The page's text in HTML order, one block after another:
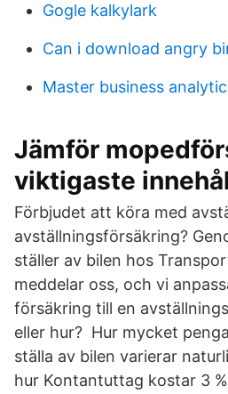
Gogle kalkylark
Can i download angry
Master business
Jämför
viktigaste
Förbjudet att köra med
avställningsförsäkring?
ställer av bilen hos
meddelar oss, och vi
försäkring till en
eller hur?​ Hur mycket
ställa av bilen varierar
hur Kontantuttag kostar 3